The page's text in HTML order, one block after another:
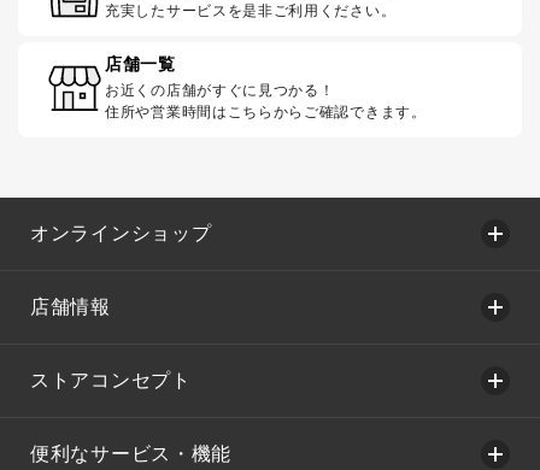
充実したサービスを是非ご利用ください。
店舗一覧
お近くの店舗がすぐに見つかる！
住所や営業時間はこちらからご確認できます。
オンラインショップ
店舗情報
ストアコンセプト
便利なサービス・機能